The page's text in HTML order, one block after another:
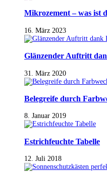
Mikrozement – was ist
16. März 2023
Glänzender Auftritt
31. März 2020
Belegreife durch
8. Januar 2019
Estrichfeuchte Tabelle
12. Juli 2018